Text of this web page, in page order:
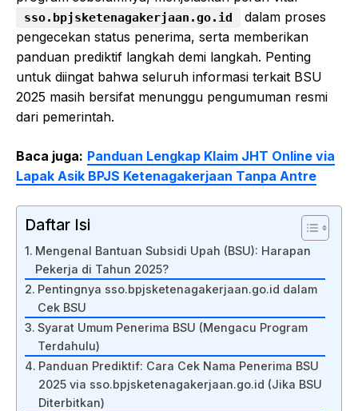
sso.bpjsketenagakerjaan.go.id
dalam proses
pengecekan status penerima, serta memberikan
panduan prediktif langkah demi langkah. Penting
untuk diingat bahwa seluruh informasi terkait BSU
2025 masih bersifat menunggu pengumuman resmi
dari pemerintah.
Baca juga: Panduan Lengkap Klaim JHT Online via
Lapak Asik BPJS Ketenagakerjaan Tanpa Antre
Daftar Isi
Mengenal Bantuan Subsidi Upah (BSU): Harapan
Pekerja di Tahun 2025?
Pentingnya sso.bpjsketenagakerjaan.go.id dalam
Cek BSU
Syarat Umum Penerima BSU (Mengacu Program
Terdahulu)
Panduan Prediktif: Cara Cek Nama Penerima BSU
2025 via sso.bpjsketenagakerjaan.go.id (Jika BSU
Diterbitkan)